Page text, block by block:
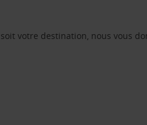
votre destination, nous vous